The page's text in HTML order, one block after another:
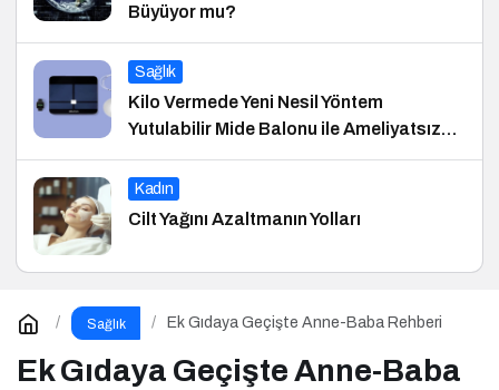
Büyüyor mu?
Sağlık
Kilo Vermede Yeni Nesil Yöntem
Yutulabilir Mide Balonu ile Ameliyatsız
Konforlu ve Hızlı Bir Çözüm
Kadın
Cilt Yağını Azaltmanın Yolları
Sağlık Ek Gıdaya Geçişte Anne-Baba Rehberi
Ek Gıdaya Geçişte Anne-Baba